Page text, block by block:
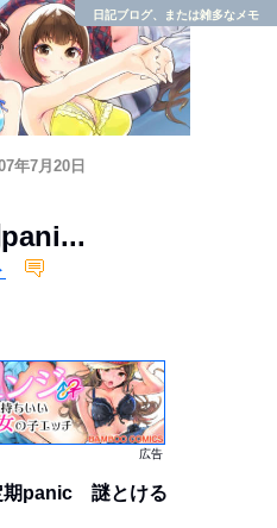
日記ブログ、または雑多なメモ
年7月20日
広告
期panic 謎とける